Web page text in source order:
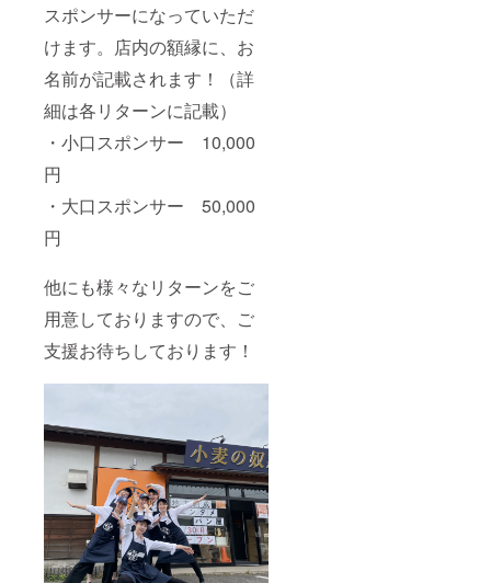
スポンサーになっていただ
けます。店内の額縁に、お
名前が記載されます！（詳
細は各リターンに記載）
・小口スポンサー 10,000
円
・大口スポンサー 50,000
円
他にも様々なリターンをご
用意しておりますので、ご
支援お待ちしております！